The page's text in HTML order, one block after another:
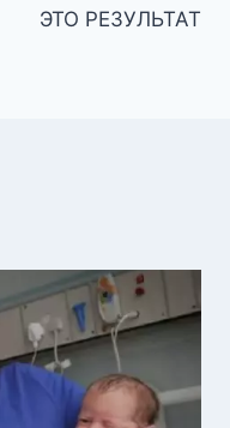
ЭТО РЕЗУЛЬТАТ